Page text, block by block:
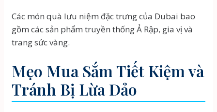
Các món quà lưu niệm đặc trưng của Dubai bao
gồm các sản phẩm truyền thống Ả Rập, gia vị và
trang sức vàng.
Mẹo Mua Sắm Tiết Kiệm và
Tránh Bị Lừa Đảo